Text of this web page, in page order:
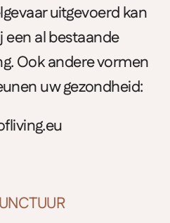
uitgevoerd kan
al bestaande
Ook andere vormen
uw gezondheid: